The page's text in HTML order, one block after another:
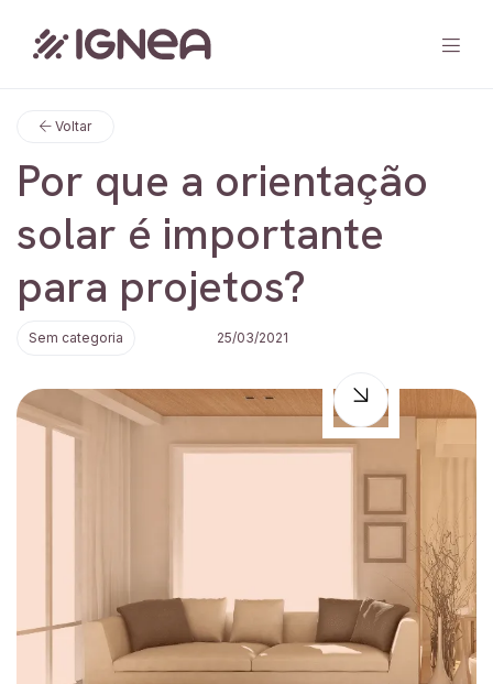
Blog
Contato
Voltar
Por que a orientação
solar é importante
para projetos?
Sem categoria 25/03/2021